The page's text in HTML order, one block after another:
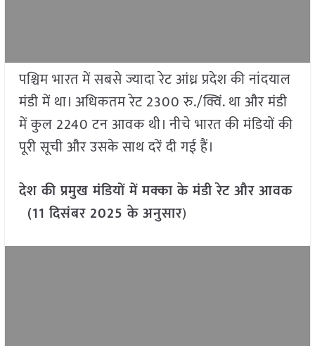
पश्चिम भारत में सबसे ज्यादा रेट आंध्र प्रदेश की नांदयाल
मंडी में था। अधिकतम रेट 2300 रु./क्विं. था और मंडी
में कुल 2240 टन आवक थी। नीचे भारत की मंडियों की
पूरी सूची और उसके साथ दरें दी गई हैं।
देश की प्रमुख मंडियों में मक्का के मंडी रेट और आवक
(11 दिसंबर 2025 के अनुसार)